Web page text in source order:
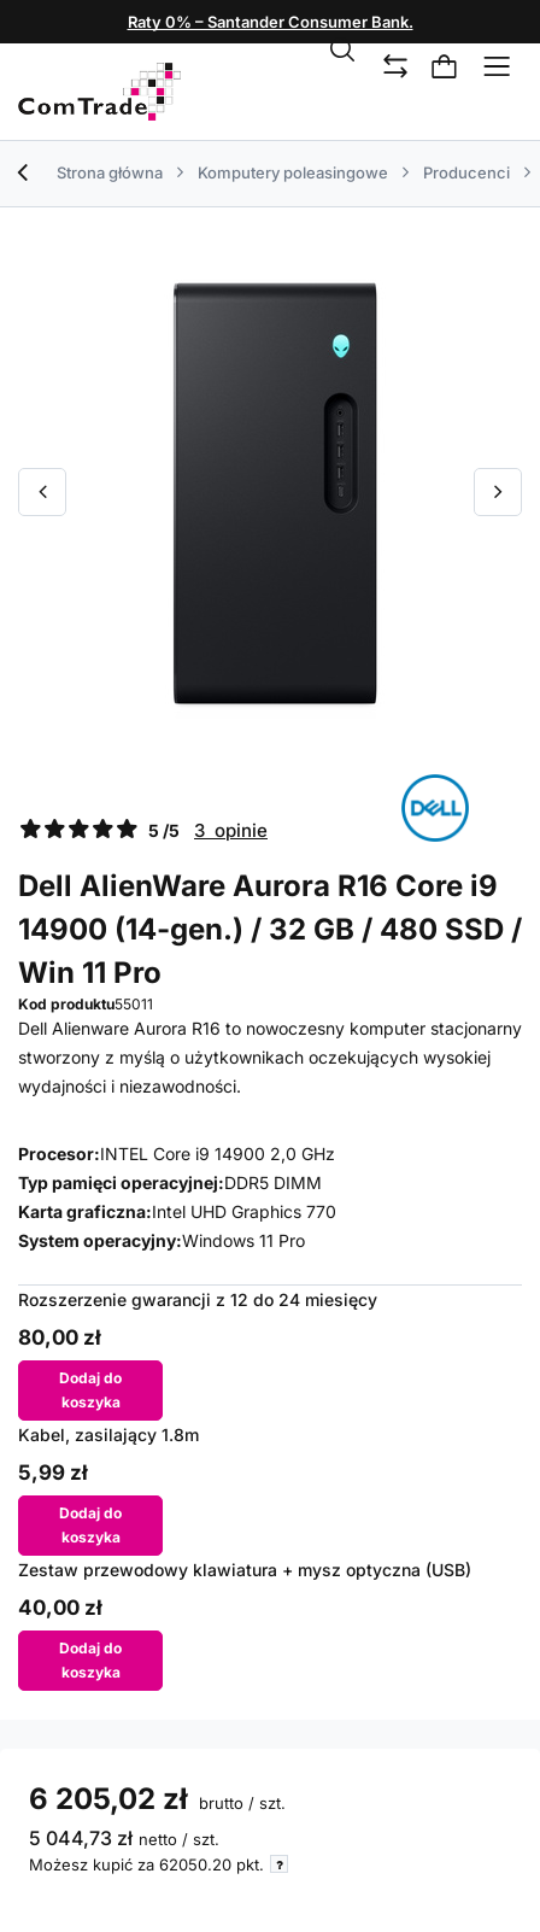
Raty 0% – Santander Consumer Bank.
Strona główna Komputery poleasingowe Producenci
5 /5 3 opinie
Dell AlienWare Aurora R16 Core i9
14900 (14-gen.) / 32 GB / 480 SSD /
Win 11 Pro
Kod produktu55011
Dell Alienware Aurora R16 to nowoczesny komputer stacjonarny
stworzony z myślą o użytkownikach oczekujących wysokiej
wydajności i niezawodności.
Procesor:INTEL Core i9 14900 2,0 GHz
Typ pamięci operacyjnej:DDR5 DIMM
Karta graficzna:Intel UHD Graphics 770
System operacyjny:Windows 11 Pro
Rozszerzenie gwarancji z 12 do 24 miesięcy
80,00 zł
Dodaj do
koszyka
Kabel, zasilający 1.8m
5,99 zł
Dodaj do
koszyka
Zestaw przewodowy klawiatura + mysz optyczna (USB)
40,00 zł
Dodaj do
koszyka
6 205,02 zł brutto / szt.
5 044,73 zł netto / szt.
Możesz kupić za 62050.20 pkt.